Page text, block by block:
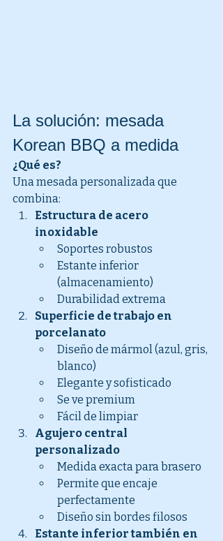
La solución: mesada
Korean BBQ a medida
¿Qué es?
Una mesada personalizada que
combina:
Estructura de acero
inoxidable
Soportes robustos
Estante inferior
(almacenamiento)
Durabilidad extrema
Superficie de trabajo en
porcelanato
Diseño de mármol (azul, gris,
blanco)
Elegante y sofisticado
Se ve premium
Fácil de limpiar
Agujero central
personalizado
Medida exacta para brasero
Permite que encaje
perfectamente
Diseño sin bordes filosos
Estante inferior también en